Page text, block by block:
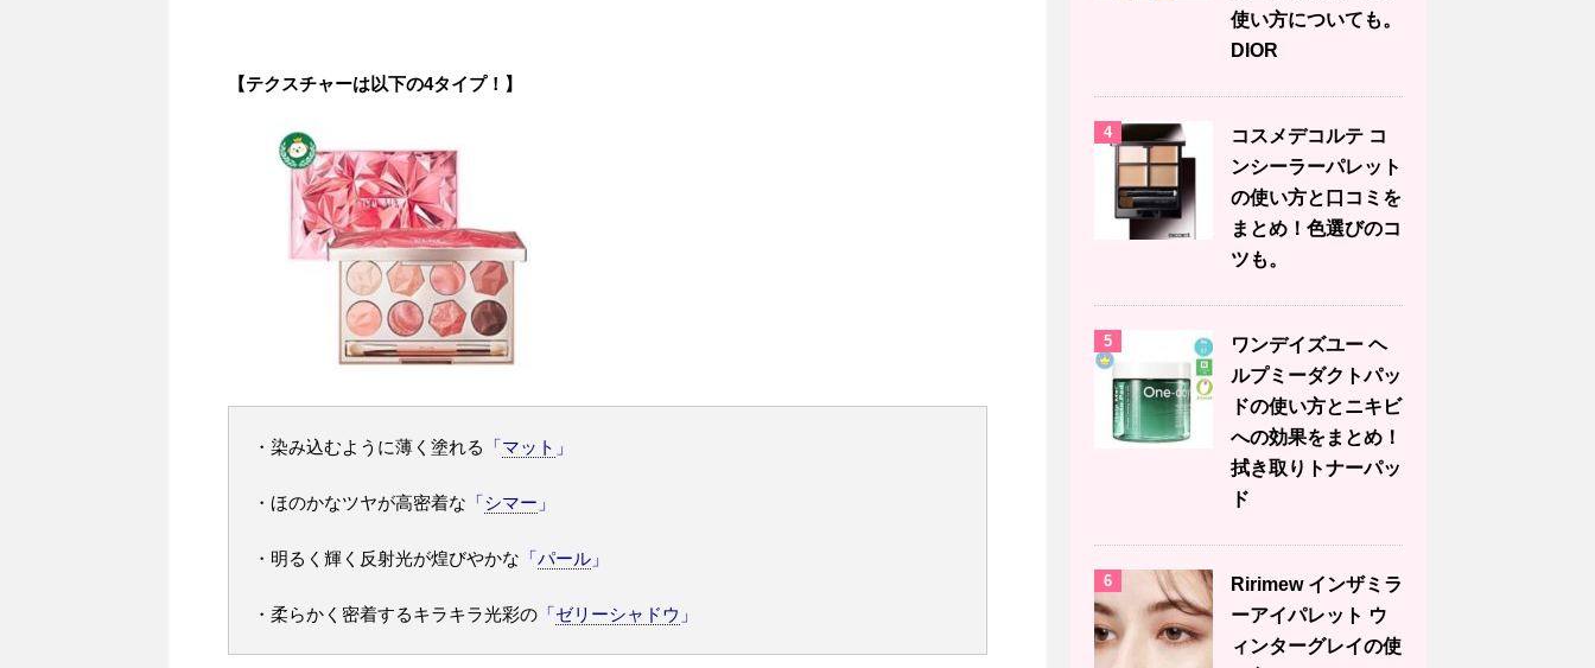
【テクスチャーは以下の4タイプ！】
・染み込むように薄く塗れる 「マット 」
・ほのかなツヤが高密着な 「シマー 」
・明るく輝く反射光が煌びやかな 「パール 」
・柔らかく密着するキラキラ光彩の 「ゼリーシャドウ 」
使い方についても。
DIOR
4
コスメデコルテ コ
ンシーラーパレット
の使い方と口コミを
まとめ！色選びのコ
ツも。
5
ワンデイズユー ヘ
ルプミーダクトパッ
ドの使い方とニキビ
への効果をまとめ！
拭き取りトナーパッ
ド
6
Ririmew インザミラ
ーアイパレット ウ
ィンターグレイの使